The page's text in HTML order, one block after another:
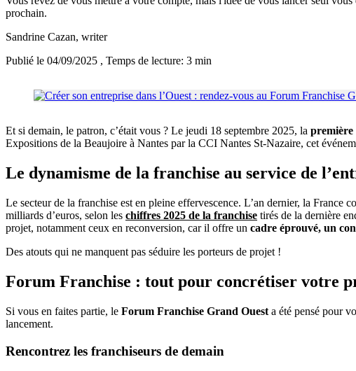
prochain.
Sandrine Cazan, writer
Publié le 04/09/2025 , Temps de lecture: 3 min
Et si demain, le patron, c’était vous ? Le jeudi 18 septembre 2025, la
Expositions de la Beaujoire à Nantes par la CCI Nantes St-Nazaire, cet
Le dynamisme de la franchise au service de
Le secteur de la franchise est en pleine effervescence. L’an dernier, la
milliards d’euros, selon les chiffres 2025 de la franchise tirés de la dernière
projet, notamment ceux en reconversion, car il offre un cadre éprouvé, un
Des atouts qui ne manquent pas séduire les porteurs de projet !
Forum Franchise : tout pour concrétiser votre
Si vous en faites partie, le Forum Franchise Grand Ouest a été pensé pour
lancement.
Rencontrez les franchiseurs de demain